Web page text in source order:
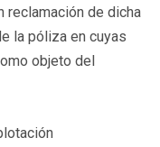
reclamación de dicha
la póliza en cuyas
objeto del